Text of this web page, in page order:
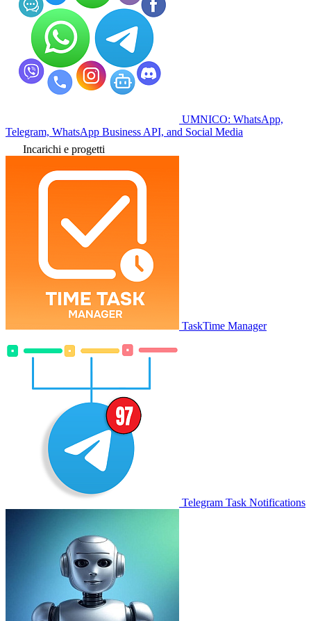
UMNICO: WhatsApp,
Telegram, WhatsApp Business API, and Social Media
Incarichi e progetti
TaskTime Manager
Telegram Task Notifications